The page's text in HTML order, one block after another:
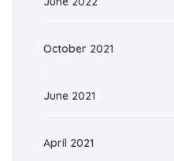
October 2021
June 2021
April 2021